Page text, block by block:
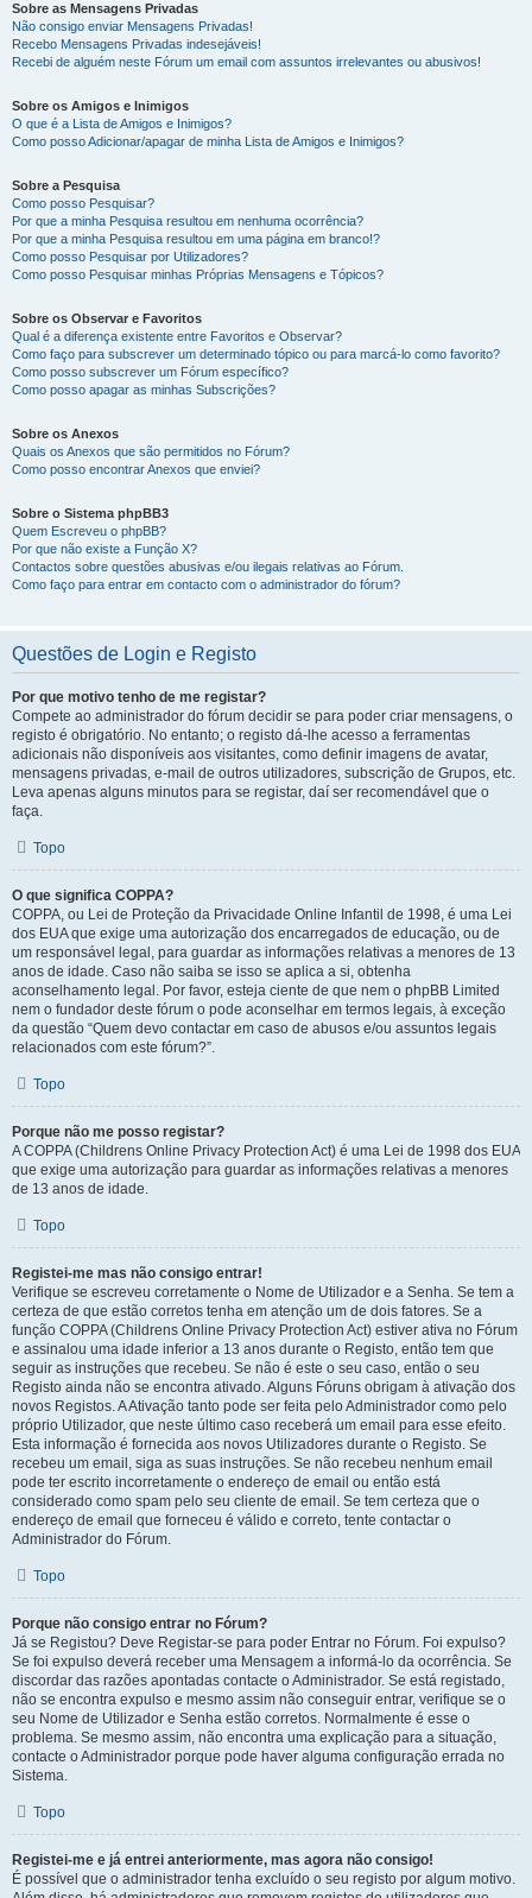
Sobre as Mensagens Privadas
Não consigo enviar Mensagens Privadas!
Recebo Mensagens Privadas indesejáveis!
Recebi de alguém neste Fórum um email com assuntos irrelevantes ou abusivos!
Sobre os Amigos e Inimigos
O que é a Lista de Amigos e Inimigos?
Como posso Adicionar/apagar de minha Lista de Amigos e Inimigos?
Sobre a Pesquisa
Como posso Pesquisar?
Por que a minha Pesquisa resultou em nenhuma ocorrência?
Por que a minha Pesquisa resultou em uma página em branco!?
Como posso Pesquisar por Utilizadores?
Como posso Pesquisar minhas Próprias Mensagens e Tópicos?
Sobre os Observar e Favoritos
Qual é a diferença existente entre Favoritos e Observar?
Como faço para subscrever um determinado tópico ou para marcá-lo como favorito?
Como posso subscrever um Fórum específico?
Como posso apagar as minhas Subscrições?
Sobre os Anexos
Quais os Anexos que são permitidos no Fórum?
Como posso encontrar Anexos que enviei?
Sobre o Sistema phpBB3
Quem Escreveu o phpBB?
Por que não existe a Função X?
Contactos sobre questões abusivas e/ou ilegais relativas ao Fórum.
Como faço para entrar em contacto com o administrador do fórum?
Questões de Login e Registo
Por que motivo tenho de me registar?
Compete ao administrador do fórum decidir se para poder criar mensagens, o
registo é obrigatório. No entanto; o registo dá-lhe acesso a ferramentas
adicionais não disponíveis aos visitantes, como definir imagens de avatar,
mensagens privadas, e-mail de outros utilizadores, subscrição de Grupos, etc.
Leva apenas alguns minutos para se registar, daí ser recomendável que o
faça.
Topo
O que significa COPPA?
COPPA, ou Lei de Proteção da Privacidade Online Infantil de 1998, é uma Lei
dos EUA que exige uma autorização dos encarregados de educação, ou de
um responsável legal, para guardar as informações relativas a menores de 13
anos de idade. Caso não saiba se isso se aplica a si, obtenha
aconselhamento legal. Por favor, esteja ciente de que nem o phpBB Limited
nem o fundador deste fórum o pode aconselhar em termos legais, à exceção
da questão “Quem devo contactar em caso de abusos e/ou assuntos legais
relacionados com este fórum?”.
Topo
Porque não me posso registar?
A COPPA (Childrens Online Privacy Protection Act) é uma Lei de 1998 dos EUA
que exige uma autorização para guardar as informações relativas a menores
de 13 anos de idade.
Topo
Registei-me mas não consigo entrar!
Verifique se escreveu corretamente o Nome de Utilizador e a Senha. Se tem a
certeza de que estão corretos tenha em atenção um de dois fatores. Se a
função COPPA (Childrens Online Privacy Protection Act) estiver ativa no Fórum
e assinalou uma idade inferior a 13 anos durante o Registo, então tem que
seguir as instruções que recebeu. Se não é este o seu caso, então o seu
Registo ainda não se encontra ativado. Alguns Fóruns obrigam à ativação dos
novos Registos. A Ativação tanto pode ser feita pelo Administrador como pelo
próprio Utilizador, que neste último caso receberá um email para esse efeito.
Esta informação é fornecida aos novos Utilizadores durante o Registo. Se
recebeu um email, siga as suas instruções. Se não recebeu nenhum email
pode ter escrito incorretamente o endereço de email ou então está
considerado como spam pelo seu cliente de email. Se tem certeza que o
endereço de email que forneceu é válido e correto, tente contactar o
Administrador do Fórum.
Topo
Porque não consigo entrar no Fórum?
Já se Registou? Deve Registar-se para poder Entrar no Fórum. Foi expulso?
Se foi expulso deverá receber uma Mensagem a informá-lo da ocorrência. Se
discordar das razões apontadas contacte o Administrador. Se está registado,
não se encontra expulso e mesmo assim não conseguir entrar, verifique se o
seu Nome de Utilizador e Senha estão corretos. Normalmente é esse o
problema. Se mesmo assim, não encontra uma explicação para a situação,
contacte o Administrador porque pode haver alguma configuração errada no
Sistema.
Topo
Registei-me e já entrei anteriormente, mas agora não consigo!
É possível que o administrador tenha excluído o seu registo por algum motivo.